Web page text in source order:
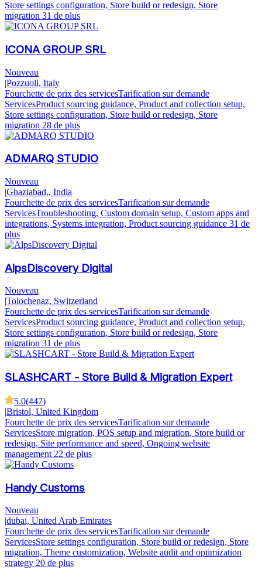
Store settings configuration, Store build or redesign, Store
migration 31 de plus
ICONA GROUP SRL
Nouveau
|Pozzuoli, Italy
Fourchette de prix des servicesTarification sur demande
ServicesProduct sourcing guidance, Product and collection setup,
Store settings configuration, Store build or redesign, Store
migration 28 de plus
ADMARQ STUDIO
Nouveau
|Ghaziabad,, India
Fourchette de prix des servicesTarification sur demande
ServicesTroubleshooting, Custom domain setup, Custom apps and
integrations, Systems integration, Product sourcing guidance 31 de
plus
AlpsDiscovery Digital
Nouveau
|Tolochenaz, Switzerland
Fourchette de prix des servicesTarification sur demande
ServicesProduct sourcing guidance, Product and collection setup,
Store settings configuration, Store build or redesign, Store
migration 31 de plus
SLASHCART - Store Build & Migration Expert
5.0(447)
|Bristol, United Kingdom
Fourchette de prix des servicesTarification sur demande
ServicesStore migration, POS setup and migration, Store build or
redesign, Site performance and speed, Ongoing website
management 22 de plus
Handy Customs
Nouveau
|dubai, United Arab Emirates
Fourchette de prix des servicesTarification sur demande
ServicesStore settings configuration, Store build or redesign, Store
migration, Theme customization, Website audit and optimization
strategy 20 de plus